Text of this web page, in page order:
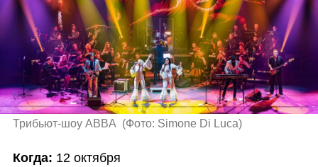
Трибьют-шоу ABBA (Фото: Simone Di Luca)
Когда: